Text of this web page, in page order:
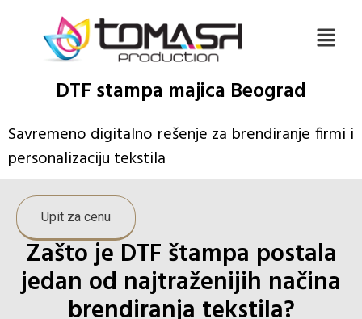
DTF stampa majica Beograd
Savremeno digitalno rešenje za brendiranje firmi i
personalizaciju tekstila
Upit za cenu
Zašto je DTF štampa postala
jedan od najtraženijih načina